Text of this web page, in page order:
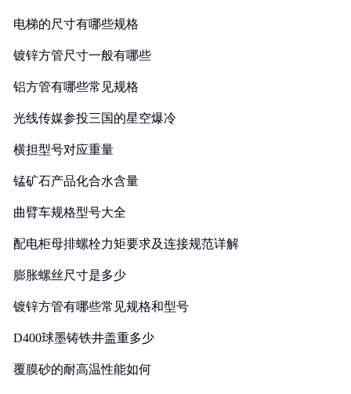
电梯的尺寸有哪些规格
镀锌方管尺寸一般有哪些
铝方管有哪些常见规格
光线传媒参投三国的星空爆冷
横担型号对应重量
锰矿石产品化合水含量
曲臂车规格型号大全
配电柜母排螺栓力矩要求及连接规范详解
膨胀螺丝尺寸是多少
镀锌方管有哪些常见规格和型号
D400球墨铸铁井盖重多少
覆膜砂的耐高温性能如何